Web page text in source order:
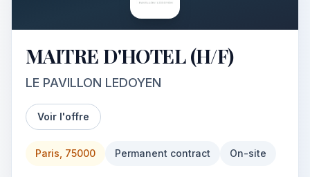
MAITRE D'HOTEL (H/F)
LE PAVILLON LEDOYEN
Voir l'offre
Paris, 75000 Permanent contract On-site